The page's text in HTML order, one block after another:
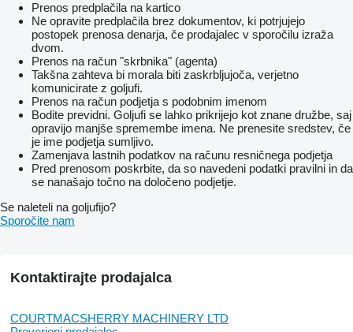
Prenos predplačila na kartico
Ne opravite predplačila brez dokumentov, ki potrjujejo
postopek prenosa denarja, če prodajalec v sporočilu izraža
dvom.
Prenos na račun "skrbnika" (agenta)
Takšna zahteva bi morala biti zaskrbljujoča, verjetno
komunicirate z goljufi.
Prenos na račun podjetja s podobnim imenom
Bodite previdni. Goljufi se lahko prikrijejo kot znane družbe, saj
opravijo manjše spremembe imena. Ne prenesite sredstev, če
je ime podjetja sumljivo.
Zamenjava lastnih podatkov na računu resničnega podjetja
Pred prenosom poskrbite, da so navedeni podatki pravilni in da
se nanašajo točno na določeno podjetje.
Se naleteli na goljufijo?
Sporočite nam
Kontaktirajte prodajalca
COURTMACSHERRY MACHINERY LTD